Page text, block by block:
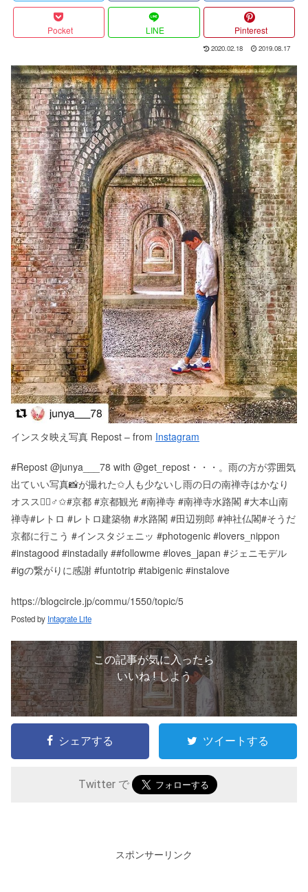
Pocket LINE Pinterest
2020.02.18 2019.08.17
インスタ映え写真 Repost – from Instagram
#Repost @junya___78 with @get_repost・・・。雨の方が雰囲気
出ていい写真📸が撮れた✩人も少ないし雨の日の南禅寺はかなり
オススメ🏽‍♂️✩#京都 #京都観光 #南禅寺 #南禅寺水路閣 #大本山南
禅寺#レトロ #レトロ建築物 #水路閣 #田辺朔郎 #神社仏閣#そうだ
京都に行こう #インスタジェニッ #photogenic #lovers_nippon
#instagood #instadaily ##followme #loves_japan #ジェニモデル
#igの繋がりに感謝 #funtotrip #tabigenic #instalove
https://blogcircle.jp/commu/1550/topic/5
Posted by Intagrate Lite
この記事が気に入ったら
いいね ! しよう
シェアする ツイートする
Twitter で
スポンサーリンク